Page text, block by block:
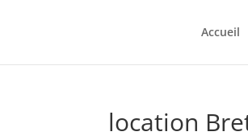
Accueil
location